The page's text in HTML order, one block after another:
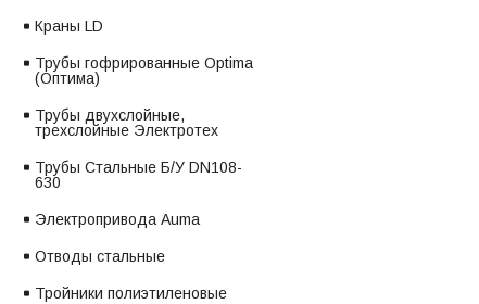
Краны LD
Трубы гофрированные Optima
(Оптима)
Трубы двухслойные,
трехслойные Электротех
Трубы Стальные Б/У DN108-
630
Электропривода Auma
Отводы стальные
Тройники полиэтиленовые